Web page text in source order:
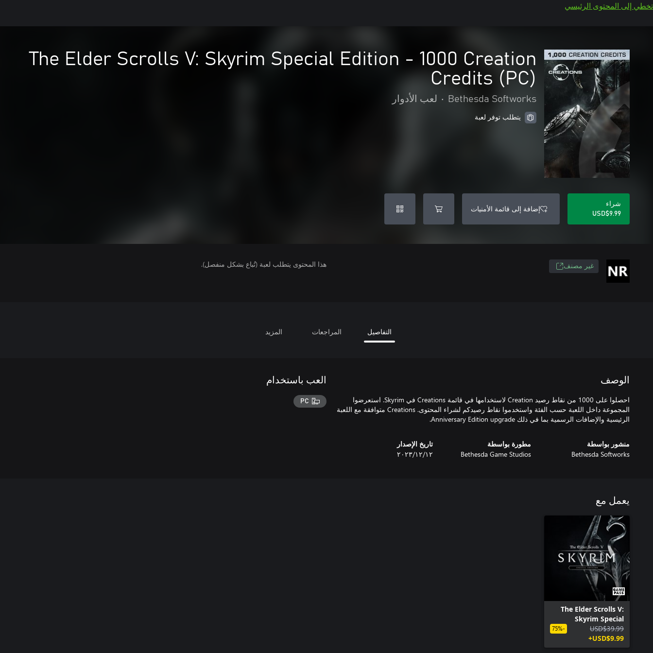
تخطي إلى المحتوى الرئيسي
The Elder Scrolls V: Skyrim Special Edition - 1000 Creation
Credits (PC)
Bethesda Softworks
• لعب الأدوار
يتطلب توفر لعبة
شراء
USD$9.99
إضافة إلى قائمة الأمنيات
غير مصنف هذا المحتوى يتطلب لعبة (تُباع بشكل منفصل).
التفاصيل المراجعات المزيد
الوصف
احصلوا على 1000 من نقاط رصيد Creation لاستخدامها في قائمة Creations في Skyrim. استعرضوا
المجموعة داخل اللعبة حسب الفئة واستخدموا نقاط رصيدكم لشراء المحتوى. Creations متوافقة مع اللعبة
الرئيسية والإضافات الرسمية بما في ذلك Anniversary Edition upgrade.
منشور بواسطة
Bethesda Softworks
مطورة بواسطة
Bethesda Game Studios
تاريخ الإصدار
١٢‏/١٢‏/٢٠٢٣
العب باستخدام
PC
يعمل مع
The Elder Scrolls V:
Skyrim Special
Edition (PC)
USD$39.99
USD$9.99+
-75%